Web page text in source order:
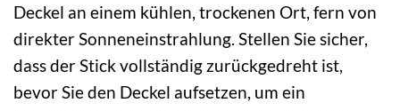
Deckel an einem kühlen, trockenen Ort, fern von
direkter Sonneneinstrahlung. Stellen Sie sicher,
dass der Stick vollständig zurückgedreht ist,
bevor Sie den Deckel aufsetzen, um ein